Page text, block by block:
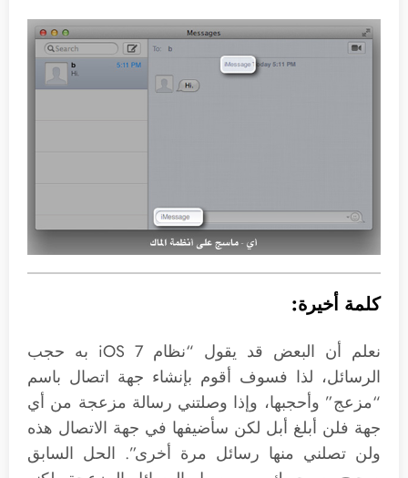
كلمة أخيرة:
نعلم أن البعض قد يقول “نظام iOS 7 به حجب
الرسائل، لذا فسوف أقوم بإنشاء جهة اتصال باسم
“مزعج” وأحجبها، وإذا وصلتني رسالة مزعجة من أي
جهة فلن أبلغ أبل لكن سأضيفها في جهة الاتصال هذه
ولن تصلني منها رسائل مرة أخرى”. الحل السابق